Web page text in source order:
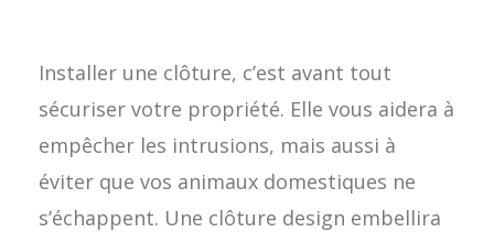
Installer une clôture, c’est avant tout
sécuriser votre propriété. Elle vous aidera à
empêcher les intrusions, mais aussi à
éviter que vos animaux domestiques ne
s’échappent. Une clôture design embellira